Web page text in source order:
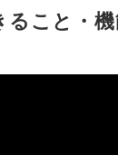
ること・